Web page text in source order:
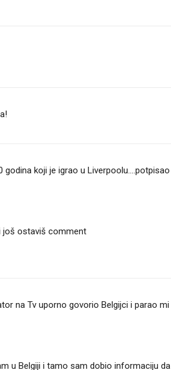
koji je igrao u Liverpoolu....potpisao
još ostaviš comment
na Tv uporno govorio Belgijci i parao mi
u Belgiji i tamo sam dobio informaciju da